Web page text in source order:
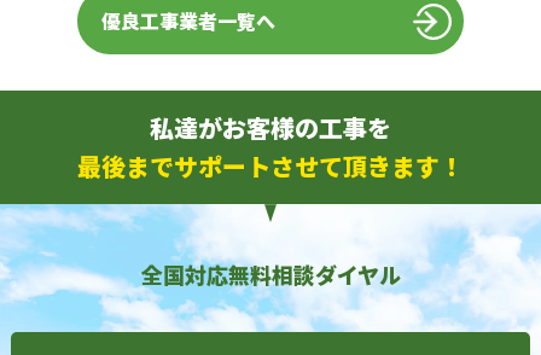
優良工事業者一覧へ
私達がお客様の工事を
最後までサポートさせて頂きます！
全国対応無料相談ダイヤル